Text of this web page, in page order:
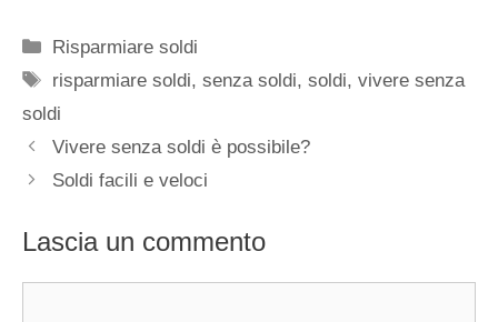
Categorie
Risparmiare soldi
Tag
risparmiare soldi,senza soldi,soldi,vivere senza
soldi
Vivere senza soldi è possibile?
Soldi facili e veloci
Lascia un commento